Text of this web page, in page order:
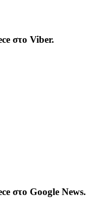
στο Viber.
στο Google News.